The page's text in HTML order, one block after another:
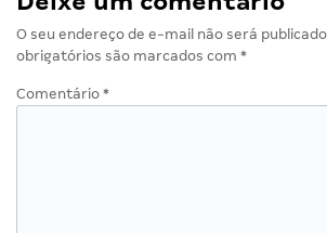
O seu endereço de e-mail não será
obrigatórios são marcados com *
Comentário *